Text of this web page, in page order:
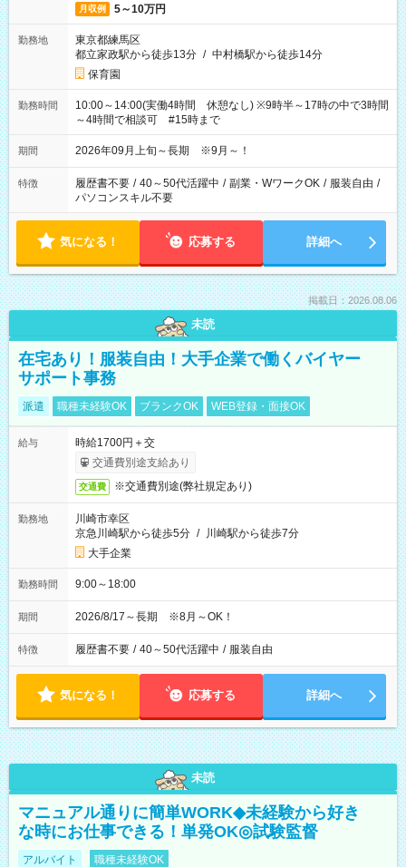
月収例 5～10万円
勤務地
東京都練馬区
都立家政駅から徒歩13分 / 中村橋駅から徒歩14分
保育園
勤務時間
10:00～14:00(実働4時間 休憩なし) ※9時半～17時の中で3時間
～4時間で相談可 #15時まで
期間 2026年09月上旬～長期 ※9月～！
特徴 履歴書不要 / 40～50代活躍中 / 副業・WワークOK / 服装自由 /
パソコンスキル不要
気になる！ 応募する 詳細へ
掲載日：2026.08.06
未読
在宅あり！服装自由！大手企業で働くバイヤー
サポート事務
派遣 職種未経験OK ブランクOK WEB登録・面接OK
給与
時給1700円＋交
交通費別途支給あり
交通費 ※交通費別途(弊社規定あり)
勤務地
川崎市幸区
京急川崎駅から徒歩5分 / 川崎駅から徒歩7分
大手企業
勤務時間 9:00～18:00
期間 2026/8/17～長期 ※8月～OK！
特徴 履歴書不要 / 40～50代活躍中 / 服装自由
気になる！ 応募する 詳細へ
未読
マニュアル通りに簡単WORK◆未経験から好き
な時にお仕事できる！単発OK◎試験監督
アルバイト 職種未経験OK